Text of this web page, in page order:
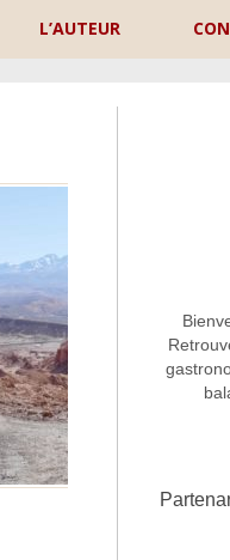
L’AUTEUR
Adresse de contact
Commentaire ou